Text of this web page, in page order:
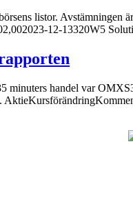
listor.
12-13320W5
minuters handel var